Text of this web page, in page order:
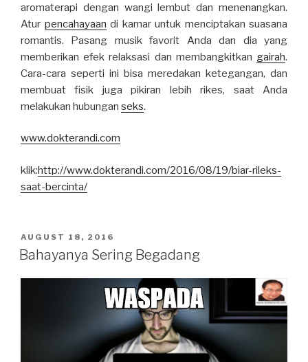
aromaterapi dengan wangi lembut dan menenangkan.
Atur pencahayaan di kamar untuk menciptakan suasana
romantis. Pasang musik favorit Anda dan dia yang
memberikan efek relaksasi dan membangkitkan gairah.
Cara-cara seperti ini bisa meredakan ketegangan, dan
membuat fisik juga pikiran lebih rikes, saat Anda
melakukan hubungan seks.
www.dokterandi.com
klik:http://www.dokterandi.com/2016/08/19/biar-rileks-
saat-bercinta/
POSTED
ON
AUGUST 18, 2016
Bahayanya Sering Begadang